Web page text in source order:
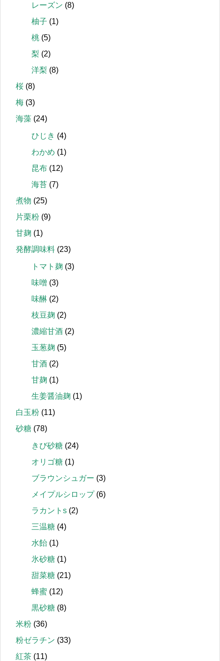
レーズン (8)
柚子 (1)
桃 (5)
梨 (2)
洋梨 (8)
桜 (8)
梅 (3)
海藻 (24)
ひじき (4)
わかめ (1)
昆布 (12)
海苔 (7)
煮物 (25)
片栗粉 (9)
甘麹 (1)
発酵調味料 (23)
トマト麹 (3)
味噌 (3)
味醂 (2)
枝豆麹 (2)
濃縮甘酒 (2)
玉葱麹 (5)
甘酒 (2)
甘麹 (1)
生姜醤油麹 (1)
白玉粉 (11)
砂糖 (78)
きび砂糖 (24)
オリゴ糖 (1)
ブラウンシュガー (3)
メイプルシロップ(6)
ラカントs (2)
三温糖 (4)
水飴 (1)
氷砂糖 (1)
甜菜糖 (21)
蜂蜜 (12)
黒砂糖 (8)
米粉 (36)
粉ゼラチン (33)
紅茶 (11)